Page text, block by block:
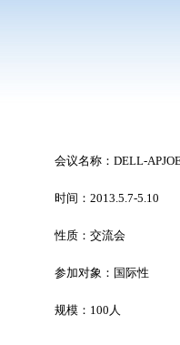
会议名称：DELL-
时间：2013.5.7-5.10
性质：交流会
参加对象：国际性
规模：100人